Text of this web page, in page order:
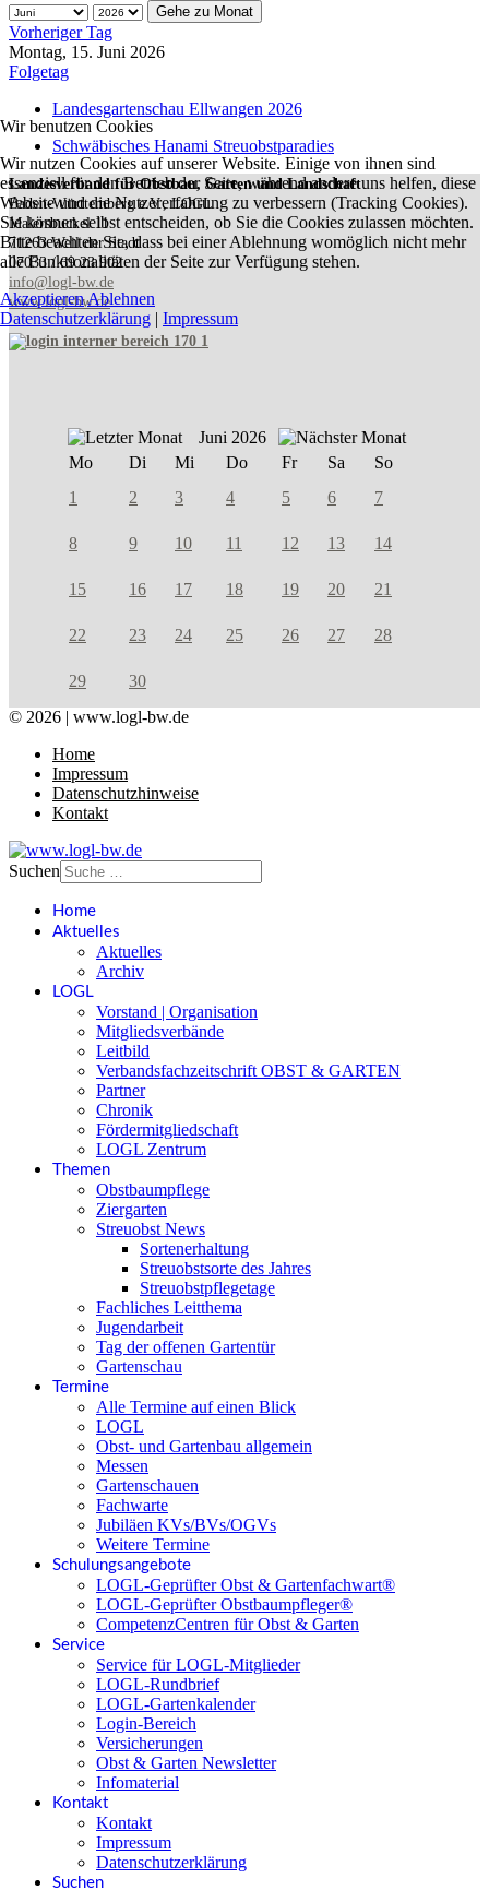
Gehe zu Monat
Vorheriger Tag
Montag, 15. Juni 2026
Folgetag
Landesgartenschau Ellwangen 2026
Schwäbisches Hanami Streuobstparadies
Landesverband für Obstbau, Garten und Landschaft
Baden-Württemberg e.V., LOGL
Malersbuckel 11
71263 Weil der Stadt
07033 / 69 23 902
info@logl-bw.de
www.logl-bw.de
Juni 2026
Mo
Di Mi Do Fr Sa
So
1
2 3 4 5 6 7
8 9 10 11 12 13 14
15 16 17 18 19 20 21
22 23 24 25 26 27 28
29
30
© 2026 | www.logl-bw.de
Home
Impressum
Datenschutzhinweise
Kontakt
Suchen
Home
Aktuelles
Aktuelles
Archiv
LOGL
Vorstand | Organisation
Mitgliedsverbände
Leitbild
Verbandsfachzeitschrift OBST & GARTEN
Partner
Chronik
Fördermitgliedschaft
LOGL Zentrum
Themen
Obstbaumpflege
Ziergarten
Streuobst News
Sortenerhaltung
Streuobstsorte des Jahres
Streuobstpflegetage
Fachliches Leitthema
Jugendarbeit
Tag der offenen Gartentür
Gartenschau
Termine
Alle Termine auf einen Blick
LOGL
Obst- und Gartenbau allgemein
Messen
Gartenschauen
Fachwarte
Jubiläen KVs/BVs/OGVs
Weitere Termine
Schulungsangebote
LOGL-Geprüfter Obst & Gartenfachwart®
LOGL-Geprüfter Obstbaumpfleger®
CompetenzCentren für Obst & Garten
Service
Service für LOGL-Mitglieder
LOGL-Rundbrief
LOGL-Gartenkalender
Login-Bereich
Versicherungen
Obst & Garten Newsletter
Infomaterial
Kontakt
Kontakt
Impressum
Datenschutzerklärung
Suchen
Wir benutzen Cookies
Wir nutzen Cookies auf unserer Website. Einige von ihnen sind
essenziell für den Betrieb der Seite, während andere uns helfen, diese
Website und die Nutzererfahrung zu verbessern (Tracking Cookies).
Sie können selbst entscheiden, ob Sie die Cookies zulassen möchten.
Bitte beachten Sie, dass bei einer Ablehnung womöglich nicht mehr
alle Funktionalitäten der Seite zur Verfügung stehen.
AkzeptierenAblehnen
Datenschutzerklärung | Impressum